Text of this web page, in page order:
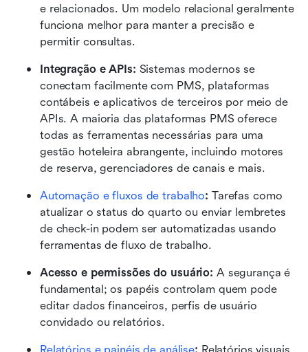
e relacionados. Um modelo relacional geralmente
funciona melhor para manter a precisão e
permitir consultas.
Integração e APIs: Sistemas modernos se
conectam facilmente com PMS, plataformas
contábeis e aplicativos de terceiros por meio de
APIs. A maioria das plataformas PMS oferece
todas as ferramentas necessárias para uma
gestão hoteleira abrangente, incluindo motores
de reserva, gerenciadores de canais e mais.
Automação e fluxos de trabalho: Tarefas como
atualizar o status do quarto ou enviar lembretes
de check-in podem ser automatizadas usando
ferramentas de fluxo de trabalho.
Acesso e permissões do usuário: A segurança é
fundamental; os papéis controlam quem pode
editar dados financeiros, perfis de usuário
convidado ou relatórios.